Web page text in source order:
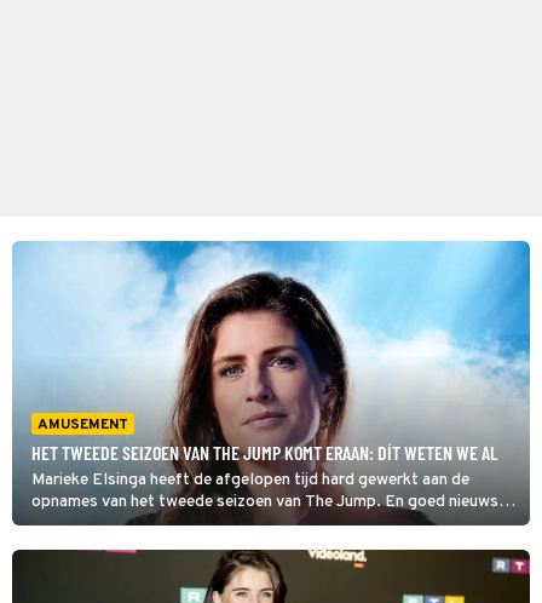
AMUSEMENT
HET TWEEDE SEIZOEN VAN THE JUMP KOMT ERAAN: DÍT WETEN WE AL
Marieke Elsinga heeft de afgelopen tijd hard gewerkt aan de
opnames van het tweede seizoen van The Jump. En goed nieuws:
we weten inmiddels wanneer de nieuwe afleveringen te zien zijn!